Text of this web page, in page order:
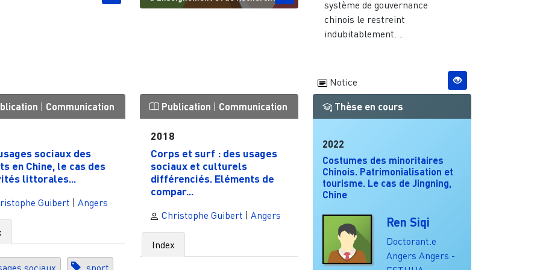
système de gouvernance
chinois le restreint
indubitablement....
Notice
| Communication
sociaux des
en Chine, le cas des
littorales...
Guibert Angers
Publication | Communication
2018
Corps et surf : des usages
sociaux et culturels
différenciés. Eléments de
compar...
Christophe Guibert Angers
Index
Thèse en cours
2022
Costumes des minoritaires
Chinois. Patrimonialisation et
tourisme. Le cas de Jingning,
Chine
Ren Siqi
Doctorant.e
Angers Angers -